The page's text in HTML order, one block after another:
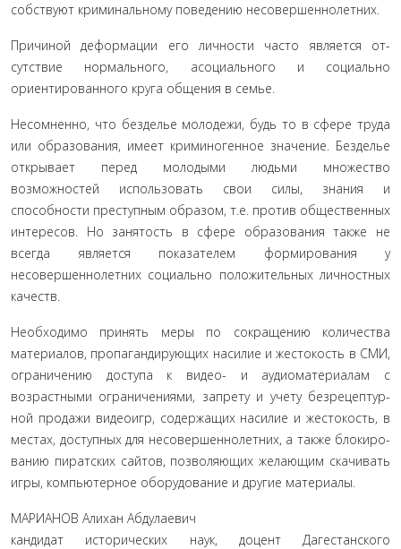
собствуют криминальному поведению несовершеннолетних.
Причиной деформации его личности часто является от­
сутствие нормального, асоциального и социально
ориентиро­ванного круга общения в семье.
Несомненно, что безделье молодежи, будь то в сфере тру­да
или образования, имеет криминогенное значение. Безделье
открывает перед молодыми людьми множество
возможностей использовать свои силы, знания и
способности преступным образом, т.е. против общественных
интересов. Но занятость в сфере образования также не
всегда является показателем фор­мирования у
несовершеннолетних социально положительных личностных
качеств.
Необходимо принять меры по сокращению количе­ства
материалов, пропагандирующих насилие и жестокость в СМИ,
ограничению доступа к видео- и аудиоматериалам с
возрастными ограничениями, запрету и учету безрецептур­
ной продажи видеоигр, содержащих насилие и жестокость, в
местах, доступных для несовершеннолетних, а также блокиро­
ванию пиратских сайтов, позволяющих желающим скачивать
игры, компьютерное оборудование и другие материалы.
МАРИАНОВ Алихан Абдулаевич
кандидат исторических наук, доцент Дагестанского